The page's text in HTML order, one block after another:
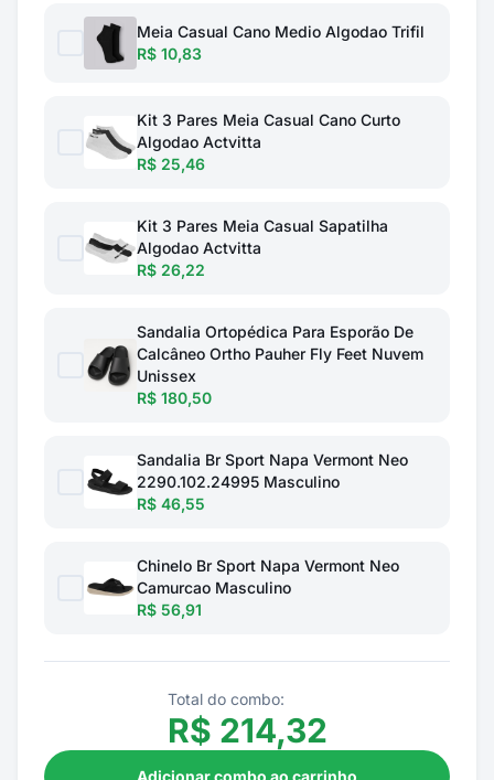
Meia Casual Cano Medio Algodao Trifil
R$ 10,83
Kit 3 Pares Meia Casual Cano Curto
Algodao Actvitta
R$ 25,46
Kit 3 Pares Meia Casual Sapatilha
Algodao Actvitta
R$ 26,22
Sandalia Ortopédica Para Esporão De
Calcâneo Ortho Pauher Fly Feet Nuvem
Unissex
R$ 180,50
Sandalia Br Sport Napa Vermont Neo
2290.102.24995 Masculino
R$ 46,55
Chinelo Br Sport Napa Vermont Neo
Camurcao Masculino
R$ 56,91
Total do combo:
R$ 214,32
Adicionar combo ao carrinho